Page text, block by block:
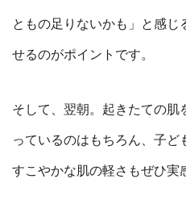
ともの足りないかも」と感じ
せるのがポイントです。
そして、翌朝。起きたての肌
っているのはもちろん、子ど
すこやかな肌の軽さもぜひ実